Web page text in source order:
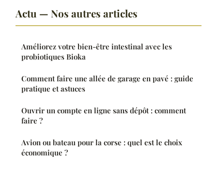
Actu — Nos autres articles
Améliorez votre bien-être intestinal avec les
probiotiques Bioka
Comment faire une allée de garage en pavé : guide
pratique et astuces
Ouvrir un compte en ligne sans dépôt : comment
faire ?
Avion ou bateau pour la corse : quel est le choix
économique ?